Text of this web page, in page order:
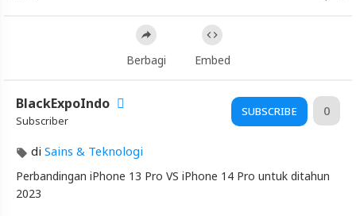
13
Pro
vs
iPhone
14
Pro
Berbagi Embed
BlackExpoIndo
Subscriber
SUBSCRIBE 0
di Sains & Teknologi
Perbandingan iPhone 13 Pro VS iPhone 14 Pro untuk ditahun
2023